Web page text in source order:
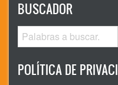
BUSCADOR
Busqueshon
POLÍTICA DE